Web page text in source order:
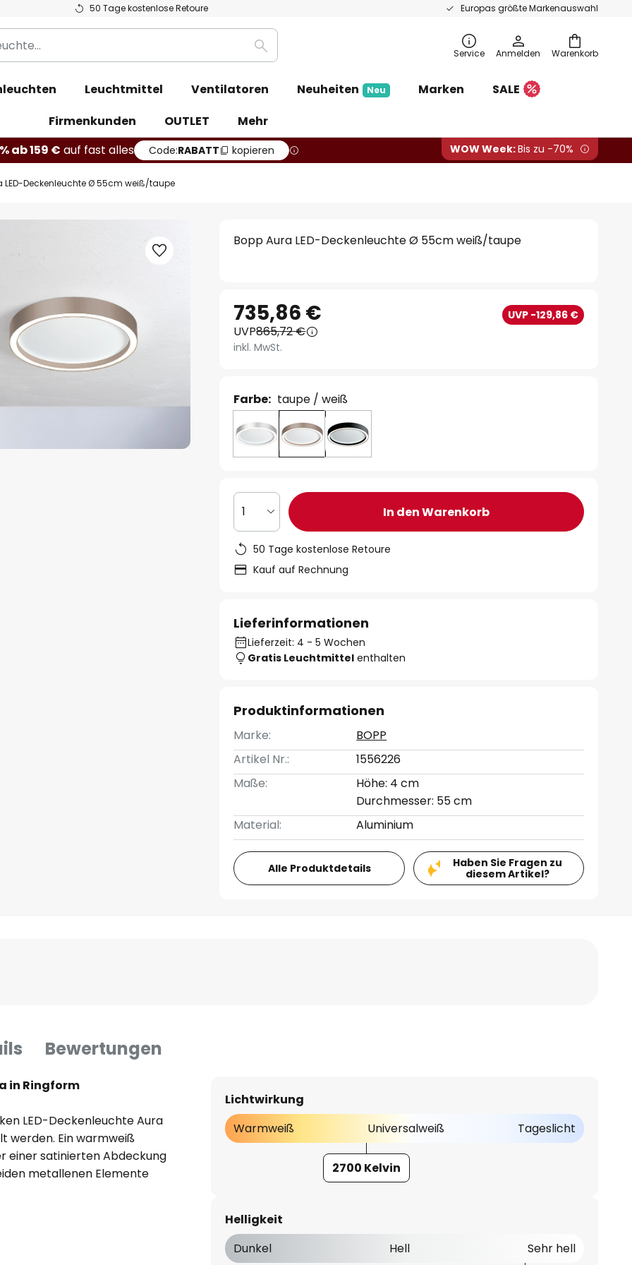
50 Tage kostenlose Retoure Europas größte Markenauswahl
Warenkorb
Suche Service Anmelden
Leuchtmittel Ventilatoren Neuheiten Neu Marken
SALE
Firmenkunden
OUTLET
Mehr
ab 159 € auf fast alles Code:RABATT kopieren WOW Week:Bis zu -70%
LED-Deckenleuchte Ø 55cm weiß/taupe
Bopp Aura LED-Deckenleuchte Ø 55cm weiß/taupe
735,86 € UVP -129,86 €
UVP865,72 €
inkl. MwSt.
Farbe: taupe / weiß
1 In den Warenkorb
50 Tage kostenlose Retoure
Kauf auf Rechnung
Lieferinformationen
Lieferzeit: 4 - 5 Wochen
Gratis Leuchtmittel enthalten
Produktinformationen
Marke:
BOPP
Artikel Nr.:
1556226
Maße:
Höhe: 4 cm
Durchmesser: 55 cm
Material:
Aluminium
Alle Produktdetails
Haben Sie Fragen zu
diesem Artikel?
Bewertungen
in Ringform
LED-Deckenleuchte Aura
werden. Ein warmweiß
einer satinierten Abdeckung
metallenen Elemente
Mitte der Leuchte. Das Licht
in Richtung der
Lichtwirkung
Warmweiß
Universalweiß Tageslicht
2700 Kelvin
Helligkeit
Dunkel
Hell Sehr hell